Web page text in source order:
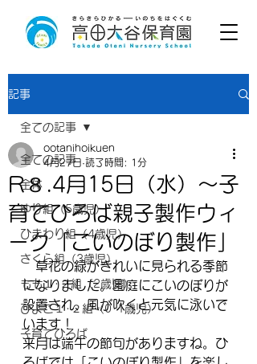
記事
全ての記事
全体
ゆり組（5歳児）
ひまわり組（4歳児）
さくら組（3歳児）
もも１･２組（2歳児）
ひよこ１･２組（0･1歳児）
子育てひろば
全ての記事
R８.4月15日（水）～子
育てひろば親子製作ウィ
ーク「こいのぼり製作」
ootanihoikuen
4月27日 読了時間: 1分
草花の緑がきれいに見られる季節
になりました。園庭にこいのぼりが
設置され、風が吹くと元気に泳いで
います！
来月は端午の節句がありますね。ひ